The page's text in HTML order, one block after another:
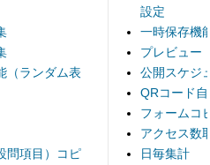
（ランダム表
問項目）コピ
設定
一時保存機
プレビュー
公開スケジ
QRコード
フォームコ
アクセス数
日毎集計